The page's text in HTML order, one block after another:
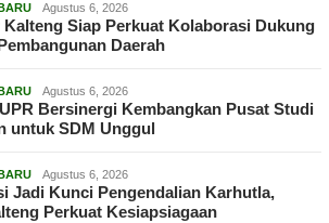
Agustus 6, 2026
Kalteng Siap Perkuat Kolaborasi Dukung
Daerah
Agustus 6, 2026
Bersinergi Kembangkan Pusat Studi
untuk SDM Unggul
Agustus 6, 2026
Jadi Kunci Pengendalian Karhutla,
Perkuat Kesiapsiagaan